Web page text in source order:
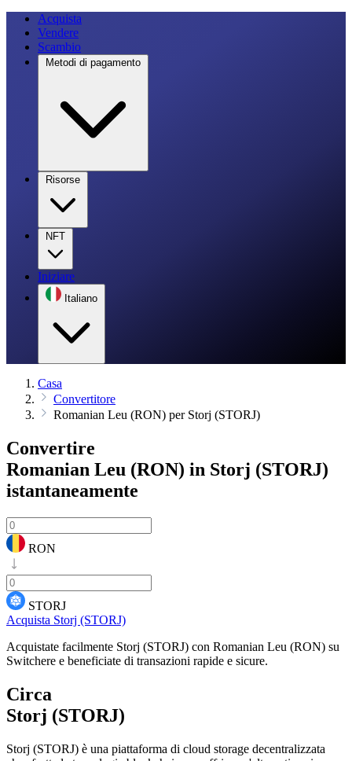
Acquista
Vendere
Scambio
Metodi di pagamento
Risorse
NFT
Iniziare
Italiano
Casa
Convertitore
Romanian Leu (RON) per Storj (STORJ)
Convertire
Romanian Leu (RON) in Storj (STORJ)
istantaneamente
RON
STORJ
Acquista Storj (STORJ)
Acquistate facilmente Storj (STORJ) con Romanian Leu (RON) su
Switchere e beneficiate di transazioni rapide e sicure.
Circa
Storj (STORJ)
Storj (STORJ) è una piattaforma di cloud storage decentralizzata